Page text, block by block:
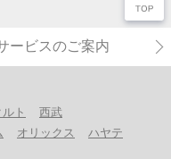
ービスのご案内
ト
西武
オリックス
ハヤテ